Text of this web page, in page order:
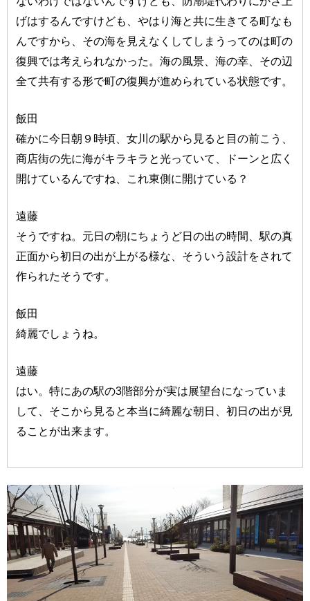
げはするんですけども、やはり海と共に生きてる町なも
んですから、その海を見えなくしてしまうってのは町の
復興では考えられなかった。海の風景、海の幸、その辺
全て共有する形で町の復興が進められている状態です。
飯田
確かに今日朝９時頃、女川の駅から見ると目の前こう、
商店街の先に海がキラキラと光っていて、ドーンと広く
開けているんですね、これ東側に開けている？
遠藤
そうですね。元日の朝にちょうど日の出の時間、駅の真
正面から初日の出が上がる様な、そういう設計をされて
作られたそうです。
飯田
綺麗でしょうね。
遠藤
はい。特にあの駅の3階部分が実は展望台になっていま
して、そこから見ると本当に綺麗な朝日、初日の出が見
ることが出来ます。